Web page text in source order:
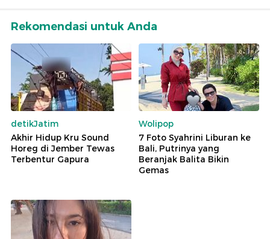
Rekomendasi untuk Anda
detikJatim
Akhir Hidup Kru Sound
Horeg di Jember Tewas
Terbentur Gapura
Wolipop
7 Foto Syahrini Liburan ke
Bali, Putrinya yang
Beranjak Balita Bikin
Gemas